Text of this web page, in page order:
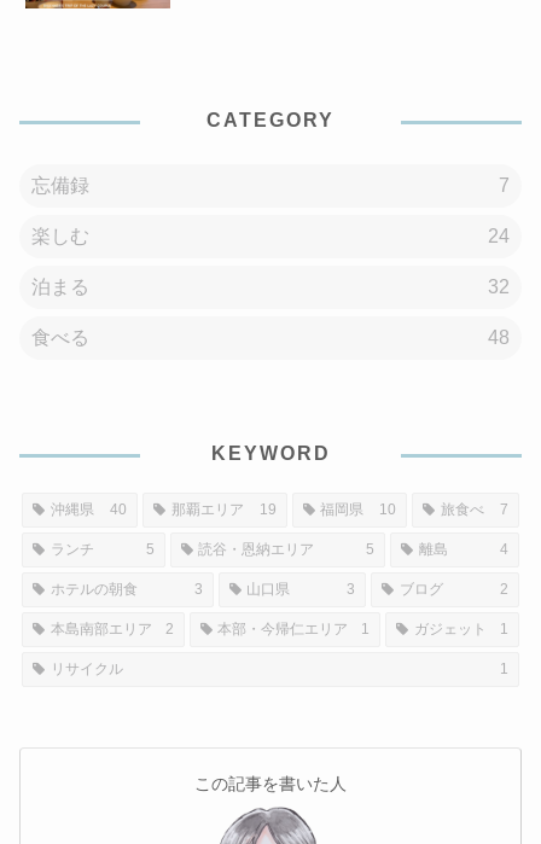
CATEGORY
忘備録 7
楽しむ 24
泊まる 32
食べる 48
KEYWORD
沖縄県 40 那覇エリア 19 福岡県 10 旅食べ 7
ランチ 5 読谷・恩納エリア 5 離島 4
ホテルの朝食 3 山口県 3 ブログ 2
本島南部エリア 2 本部・今帰仁エリア 1 ガジェット 1
リサイクル 1
この記事を書いた人